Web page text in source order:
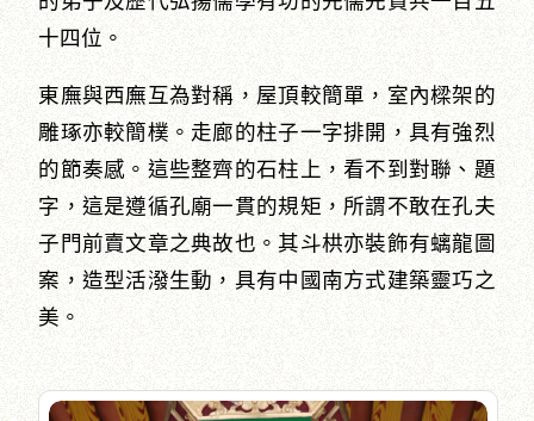
十四位。
東廡與西廡互為對稱，屋頂較簡單，室內樑架的
雕琢亦較簡樸。走廊的柱子一字排開，具有強烈
的節奏感。這些整齊的石柱上，看不到對聯、題
字，這是遵循孔廟一貫的規矩，所謂不敢在孔夫
子門前賣文章之典故也。其斗栱亦裝飾有螭龍圖
案，造型活潑生動，具有中國南方式建築靈巧之
美。